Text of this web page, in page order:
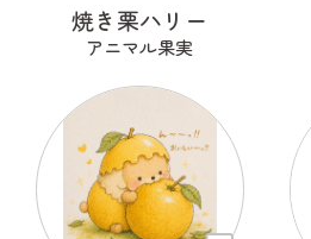
焼き栗ハリー
アニマル果実